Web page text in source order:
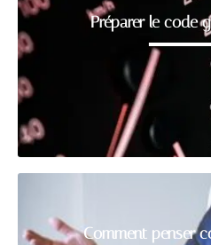
Préparer le code
Comment penser